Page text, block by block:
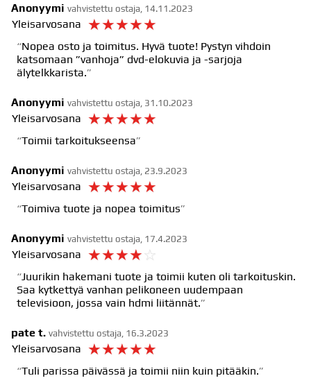
Anonyymi vahvistettu ostaja, 14.11.2023
Yleisarvosana ☆☆☆☆☆
Nopea osto ja toimitus. Hyvä tuote! Pystyn vihdoin
katsomaan ”vanhoja” dvd-elokuvia ja -sarjoja
älytelkkarista.
Anonyymi vahvistettu ostaja, 31.10.2023
Yleisarvosana ☆☆☆☆☆
Toimii tarkoitukseensa
Anonyymi vahvistettu ostaja, 23.9.2023
Yleisarvosana ☆☆☆☆☆
Toimiva tuote ja nopea toimitus
Anonyymi vahvistettu ostaja, 17.4.2023
Yleisarvosana ☆☆☆☆☆
Juurikin hakemani tuote ja toimii kuten oli tarkoituskin.
Saa kytkettyä vanhan pelikoneen uudempaan
televisioon, jossa vain hdmi liitännät.
pate t. vahvistettu ostaja, 16.3.2023
Yleisarvosana ☆☆☆☆☆
Tuli parissa päivässä ja toimii niin kuin pitääkin.